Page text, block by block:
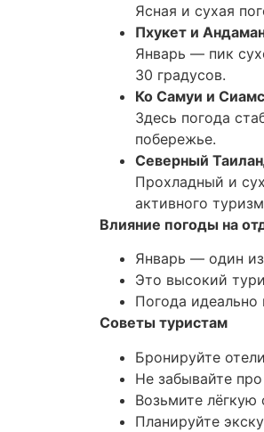
Ясная и сухая
Пхукет и
Январь — пик
30 градусов.
Ко Самуи и
Здесь погода
побережье.
Северный
Прохладный и
активного
Влияние погоды на
Январь — один
Это высокий
Погода идеально
Советы туристам
Бронируйте
Не забывайте
Возьмите лёгкую
Планируйте